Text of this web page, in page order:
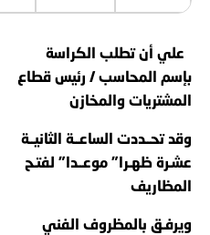
علي أن تطلب الكراسة
بإسم المحاسب / رئيس قطاع
المشتريات والمخازن
وقد تحــددت الساعــة الثانيــة
عشـرة ظهـرا” موعــدا” لفتـح
المظاريف
ويرفـق بالمظروف الفني